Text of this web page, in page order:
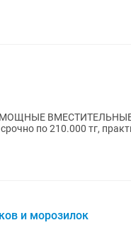
ВМЕСТИТЕЛЬНЫЕ
по 210.000 тг,
и морозилок